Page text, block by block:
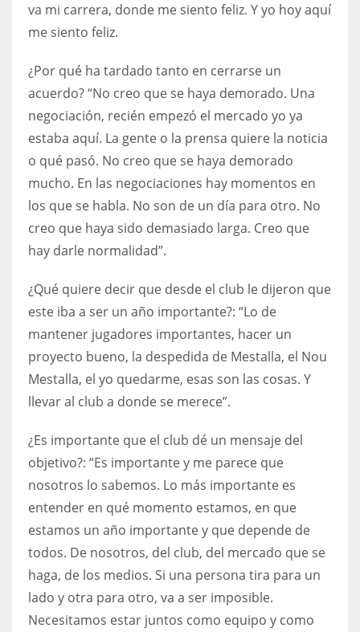
va mi carrera, donde me siento feliz. Y yo hoy aquí
me siento feliz.
¿Por qué ha tardado tanto en cerrarse un
acuerdo? “No creo que se haya demorado. Una
negociación, recién empezó el mercado yo ya
estaba aquí. La gente o la prensa quiere la noticia
o qué pasó. No creo que se haya demorado
mucho. En las negociaciones hay momentos en
los que se habla. No son de un día para otro. No
creo que haya sido demasiado larga. Creo que
hay darle normalidad”.
¿Qué quiere decir que desde el club le dijeron que
este iba a ser un año importante?: “Lo de
mantener jugadores importantes, hacer un
proyecto bueno, la despedida de Mestalla, el Nou
Mestalla, el yo quedarme, esas son las cosas. Y
llevar al club a donde se merece”.
¿Es importante que el club dé un mensaje del
objetivo?: “Es importante y me parece que
nosotros lo sabemos. Lo más importante es
entender en qué momento estamos, en que
estamos un año importante y que depende de
todos. De nosotros, del club, del mercado que se
haga, de los medios. Si una persona tira para un
lado y otra para otro, va a ser imposible.
Necesitamos estar juntos como equipo y como